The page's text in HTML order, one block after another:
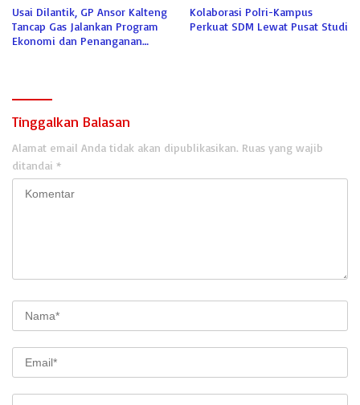
Usai Dilantik, GP Ansor Kalteng
Tancap Gas Jalankan Program
Ekonomi dan Penanganan
Kolaborasi Polri-Kampus
Perkuat SDM Lewat Pusat Studi
Tinggalkan Balasan
Alamat email Anda tidak akan dipublikasikan. Ruas yang wajib
ditandai *